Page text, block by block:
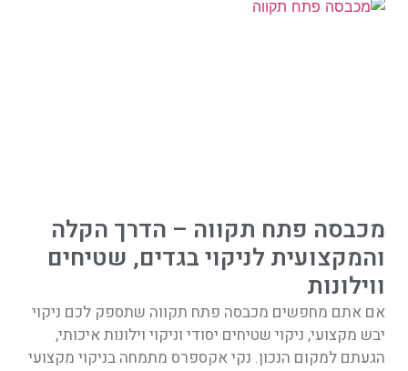
מכבסה פתח תקווה – הדרך הקלה
והמקצועית לניקוי בגדים, שטיחים
ווילונות
אם אתם מחפשים מכבסה פתח תקווה שתספק לכם ניקוי
יבש מקצועי, ניקוי שטיחים יסודי וניקוי וילונות איכותי,
הגעתם למקום הנכון. נקי אקספרס מתמחה בניקוי מקצועי